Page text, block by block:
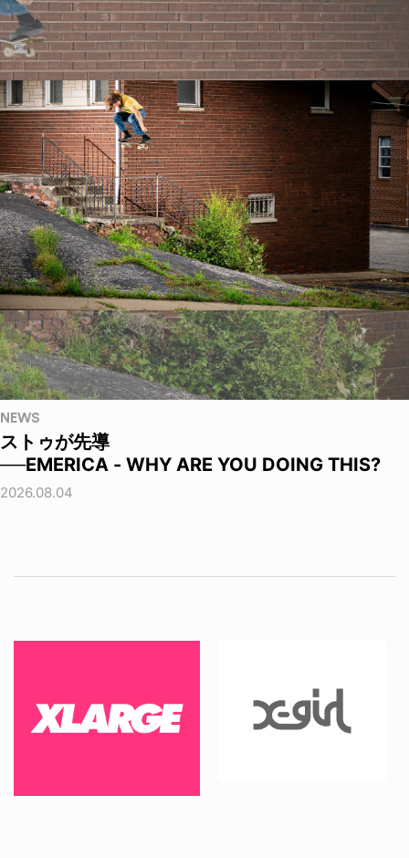
NEWS
ストゥが先導
──EMERICA - WHY ARE YOU DOING THIS?
2026.08.04